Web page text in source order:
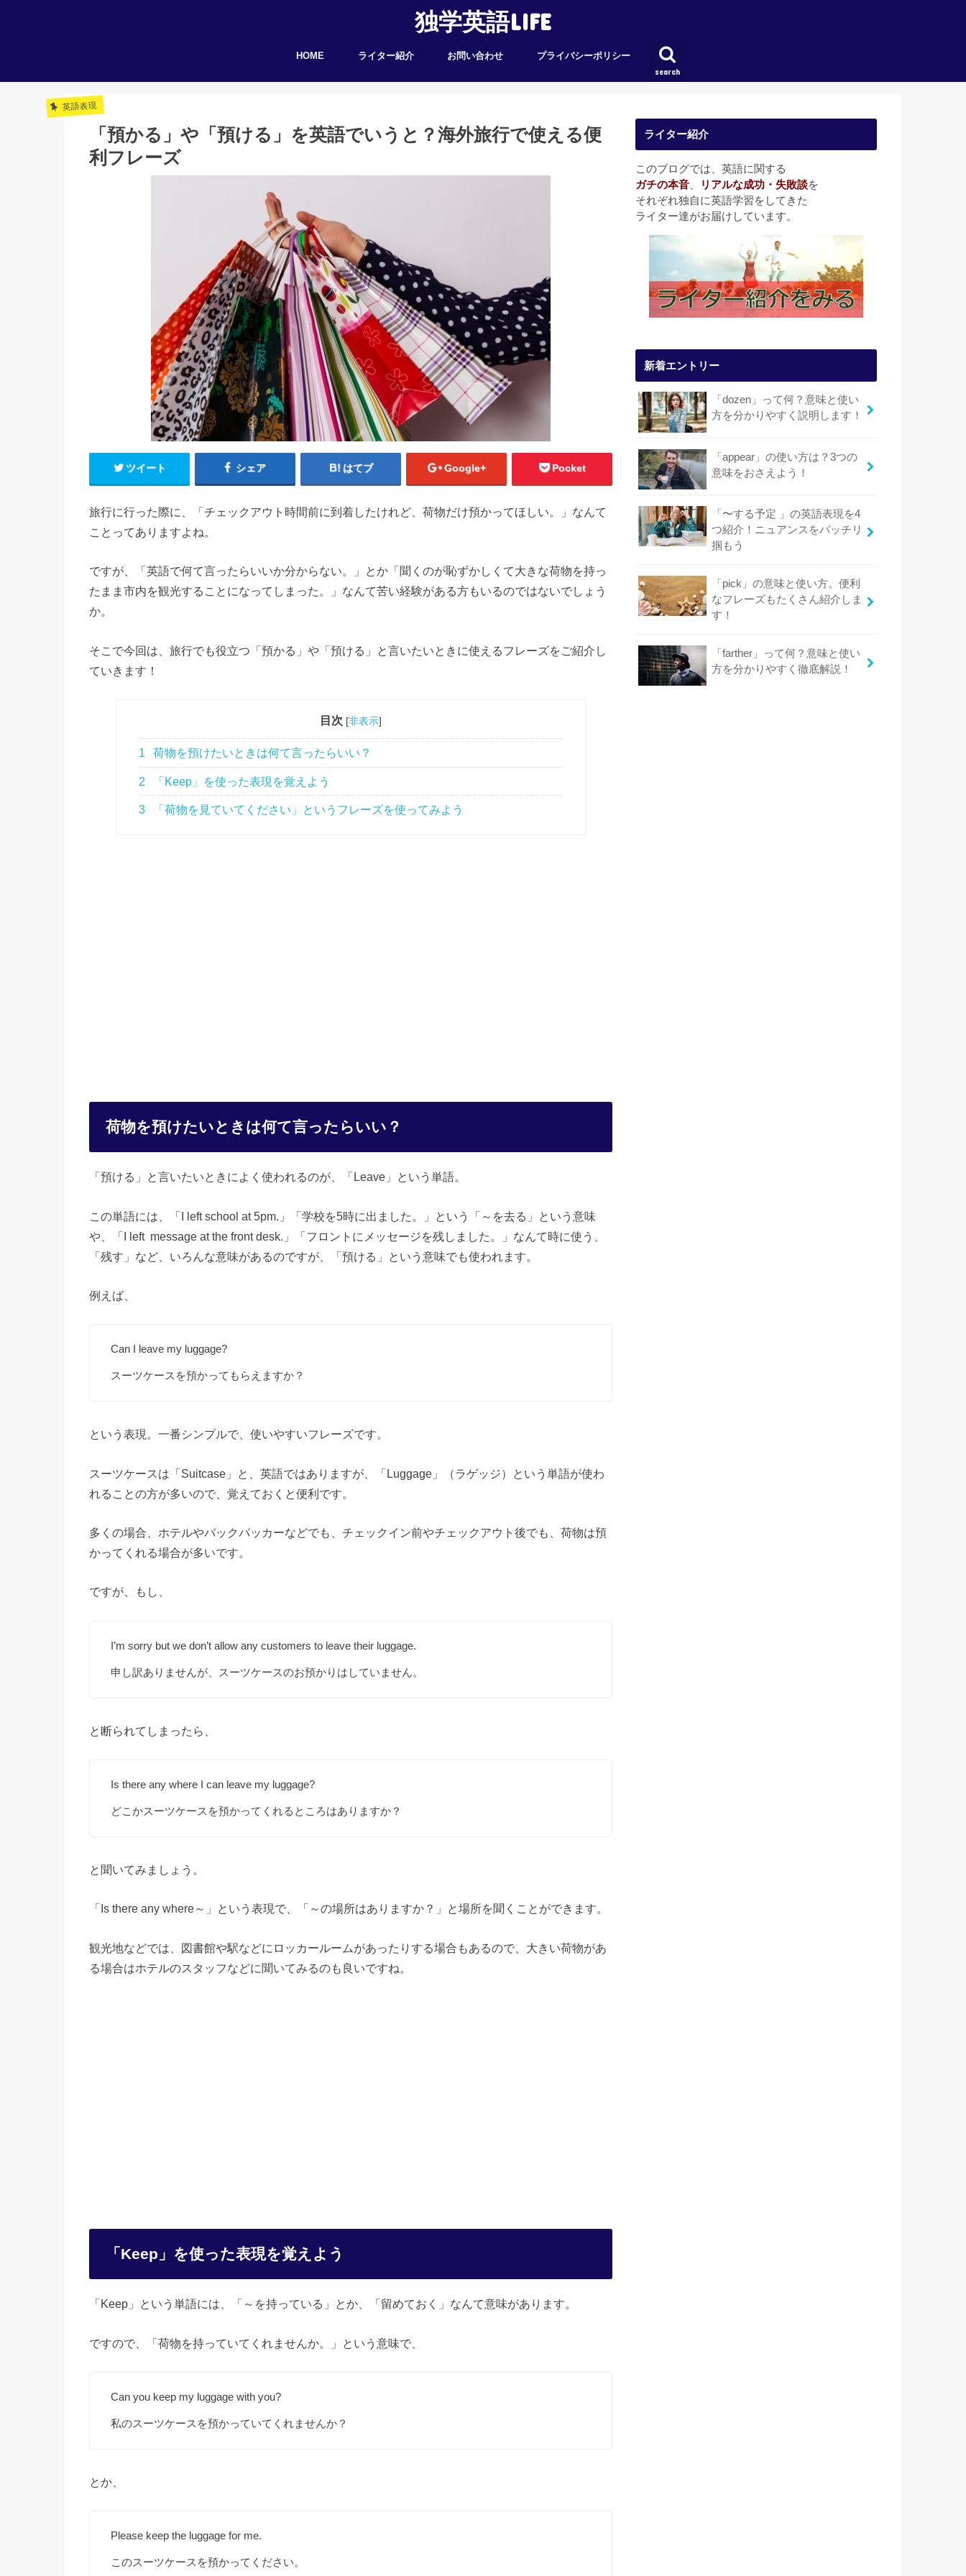
独学英語LIFE
search
HOME ライター紹介 お問い合わせ プライバシーポリシー
英語表現
「預かる」や「預ける」を英語でいうと？海外旅行で使える便
利フレーズ
ツイート シェア はてブ Google+ Pocket
旅行に行った際に、「チェックアウト時間前に到着したけれど、荷物だけ預かってほしい。」なんて
ことってありますよね。
ですが、「英語で何て言ったらいいか分からない。」とか「聞くのが恥ずかしくて大きな荷物を持っ
たまま市内を観光することになってしまった。」なんて苦い経験がある方もいるのではないでしょう
か。
そこで今回は、旅行でも役立つ「預かる」や「預ける」と言いたいときに使えるフレーズをご紹介し
ていきます！
目次 [非表示]
1 荷物を預けたいときは何て言ったらいい？
2 「Keep」を使った表現を覚えよう
3 「荷物を見ていてください」というフレーズを使ってみよう
荷物を預けたいときは何て言ったらいい？
「預ける」と言いたいときによく使われるのが、「Leave」という単語。
この単語には、「I left school at 5pm.」「学校を5時に出ました。」という「～を去る」という意味
や、「I left message at the front desk.」「フロントにメッセージを残しました。」なんて時に使う、
「残す」など、いろんな意味があるのですが、「預ける」という意味でも使われます。
例えば、
Can I leave my luggage?
スーツケースを預かってもらえますか？
という表現。一番シンプルで、使いやすいフレーズです。
スーツケースは「Suitcase」と、英語ではありますが、「Luggage」（ラゲッジ）という単語が使わ
れることの方が多いので、覚えておくと便利です。
多くの場合、ホテルやバックパッカーなどでも、チェックイン前やチェックアウト後でも、荷物は預
かってくれる場合が多いです。
ですが、もし、
I’m sorry but we don’t allow any customers to leave their luggage.
申し訳ありませんが、スーツケースのお預かりはしていません。
と断られてしまったら、
Is there any where I can leave my luggage?
どこかスーツケースを預かってくれるところはありますか？
と聞いてみましょう。
「Is there any where～」という表現で、「～の場所はありますか？」と場所を聞くことができます。
観光地などでは、図書館や駅などにロッカールームがあったりする場合もあるので、大きい荷物があ
る場合はホテルのスタッフなどに聞いてみるのも良いですね。
「Keep」を使った表現を覚えよう
「Keep」という単語には、「～を持っている」とか、「留めておく」なんて意味があります。
ですので、「荷物を持っていてくれませんか。」という意味で、
Can you keep my luggage with you?
私のスーツケースを預かっていてくれませんか？
とか、
Please keep the luggage for me.
このスーツケースを預かってください。
ライター紹介
このブログでは、英語に関する
ガチの本音
リアルな成功・失敗談を
それぞれ独自に英語学習をしてきた
ライター達がお届けしています。
新着エントリー
「dozen」って何？意味と使い
方を分かりやすく説明します！
「appear」の使い方は？3つの
意味をおさえよう！
「〜する予定 」の英語表現を4
つ紹介！ニュアンスをバッチリ
掴もう
「pick」の意味と使い方。便利
なフレーズもたくさん紹介しま
す！
「farther」って何？意味と使い
方を分かりやすく徹底解説！